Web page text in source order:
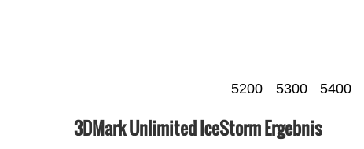
5200 5300 5400
3DMark Unlimited IceStorm Ergebnis